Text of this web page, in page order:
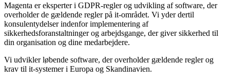
Magenta er eksperter i GDPR-regler og udvikling af software, der
overholder de gældende regler på it-området. Vi yder dertil
konsulentydelser indenfor implementering af
sikkerhedsforanstaltninger og arbejdsgange, der giver sikkerhed til
din organisation og dine medarbejdere.
Vi udvikler løbende software, der overholder gældende regler og
krav til it-systemer i Europa og Skandinavien.